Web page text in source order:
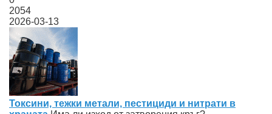
2054
2026-03-13
Токсини, тежки метали, пестициди и нитрати в